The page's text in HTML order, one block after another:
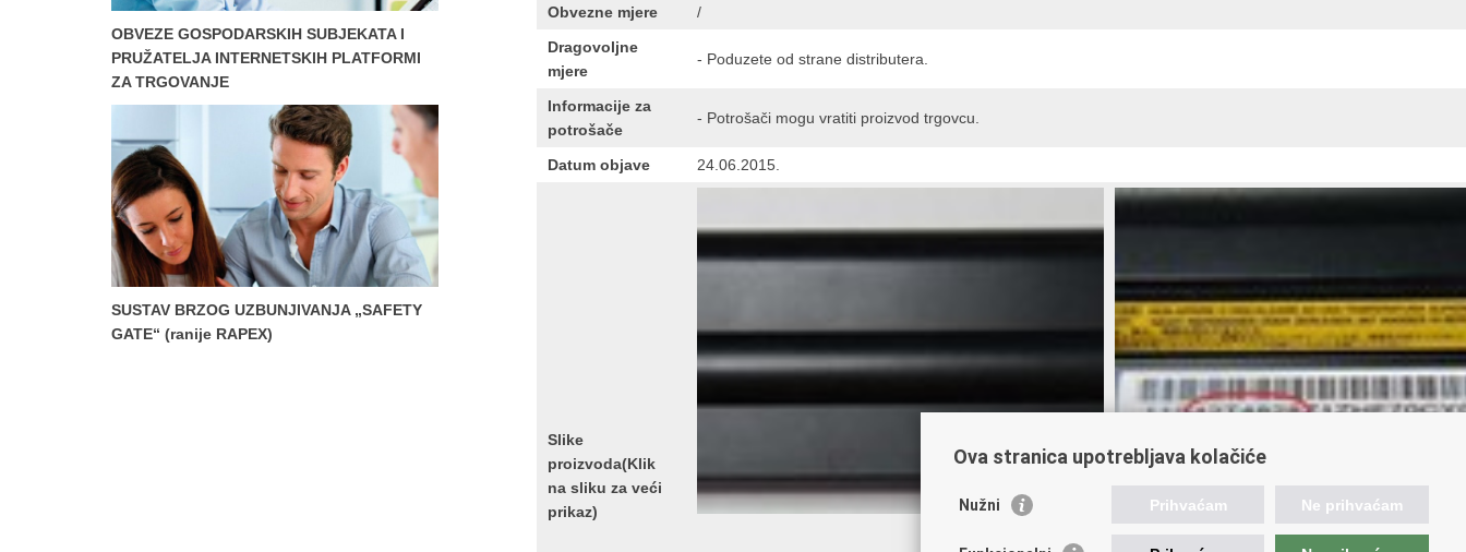
OBVEZE GOSPODARSKIH SUBJEKATA I
PRUŽATELJA INTERNETSKIH PLATFORMI
ZA TRGOVANJE
SUSTAV BRZOG UZBUNJIVANJA „SAFETY
GATE“ (ranije RAPEX)
Obvezne mjere
/
Dragovoljne
mjere
- Poduzete od strane distributera.
Informacije za
potrošače
- Potrošači mogu vratiti proizvod trgovcu.
Datum objave 24.06.2015.
Slike
proizvoda(Klik
na sliku za veći
prikaz)
Ova stranica upotrebljava kolačiće
Nužni Prihvaćam Ne prihvaćam